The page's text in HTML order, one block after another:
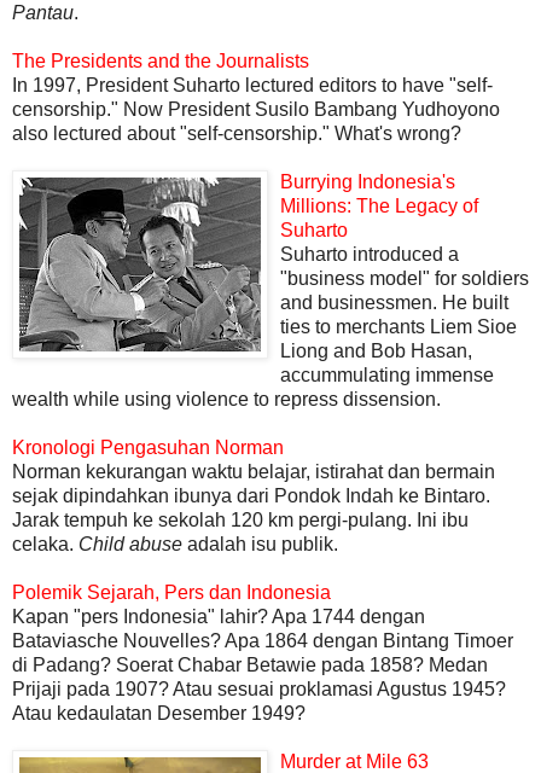
Pantau.
The Presidents and the Journalists
In 1997, President Suharto lectured editors to have "self-
censorship." Now President Susilo Bambang Yudhoyono
also lectured about "self-censorship." What's wrong?
Burrying Indonesia's
Millions: The Legacy of
Suharto
Suharto introduced a
"business model" for soldiers
and businessmen. He built
ties to merchants Liem Sioe
Liong and Bob Hasan,
accummulating immense
wealth while using violence to repress dissension.
Kronologi Pengasuhan Norman
Norman kekurangan waktu belajar, istirahat dan bermain
sejak dipindahkan ibunya dari Pondok Indah ke Bintaro.
Jarak tempuh ke sekolah 120 km pergi-pulang. Ini ibu
celaka. Child abuse adalah isu publik.
Polemik Sejarah, Pers dan Indonesia
Kapan "pers Indonesia" lahir? Apa 1744 dengan
Bataviasche Nouvelles? Apa 1864 dengan Bintang Timoer
di Padang? Soerat Chabar Betawie pada 1858? Medan
Prijaji pada 1907? Atau sesuai proklamasi Agustus 1945?
Atau kedaulatan Desember 1949?
Murder at Mile 63